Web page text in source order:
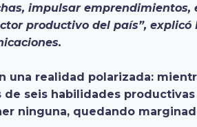
impulsar emprendimientos,
productivo del país”, explicó
una realidad polarizada:
seis habilidades
ninguna, quedando